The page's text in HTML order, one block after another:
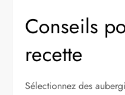
Conseils
recette
Sélectionnez des